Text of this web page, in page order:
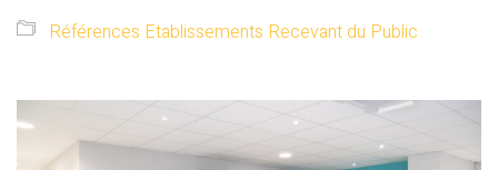
Références Etablissements Recevant du Public